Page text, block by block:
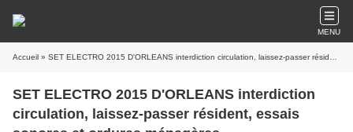
MENU
Accueil » SET ELECTRO 2015 D'ORLEANS interdiction circulation, laissez-passer résident, essais sonores et ordures ménagères
SET ELECTRO 2015 D'ORLEANS interdiction
circulation, laissez-passer résident, essais